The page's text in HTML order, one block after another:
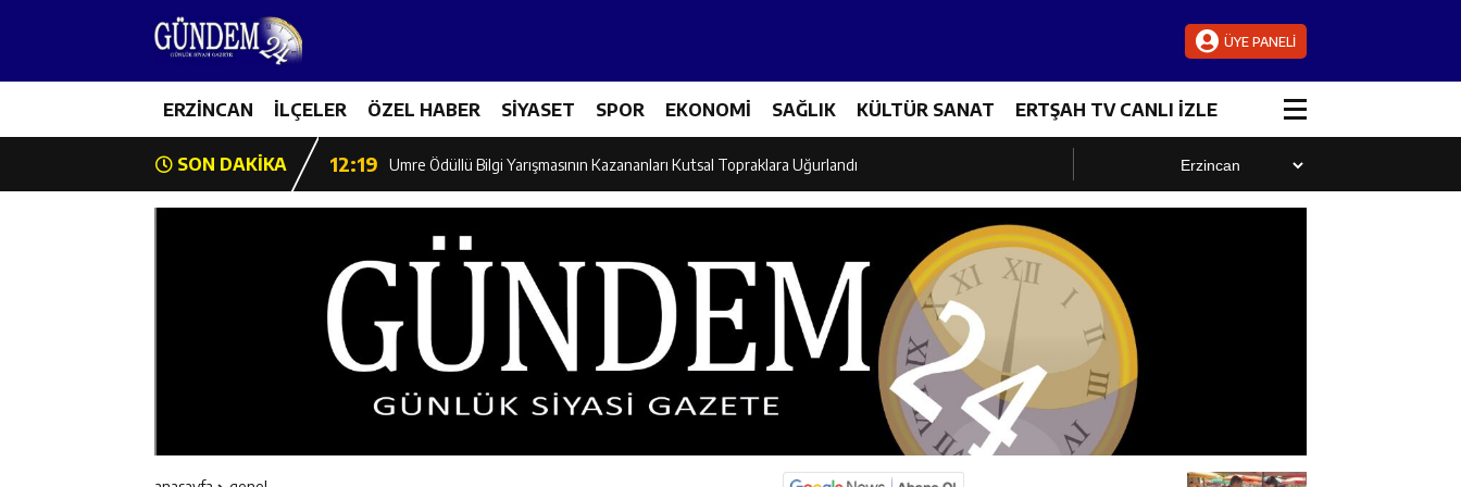
ÜYE PANELİ
ERZİNCAN İLÇELER ÖZEL HABER SİYASET SPOR EKONOMİ SAĞLIK KÜLTÜR SANAT ERTŞAH TV CANLI İZLE
SON DAKİKA
17:03 Erzincan Emniyeti’nden Semt Pazarında Bilgilendirme Faaliyeti
12:19 Umre Ödüllü Bilgi Yarışmasının Kazananları Kutsal Topraklara Uğurlandı
12:17 Üzümlü’de Yaz Akşamlarına Açık Hava Sineması Renk Kattı
12:16 Vali Yardımcıları Canpolat ve Kaya, Mehmet Zengin’in Cenaze Törenine Katıldı
Geleceğin Hafızlarına Ziyaret: Burhan İşliyen Erzincan’da Kur’an Kursu Öğrencileriyle Buluştu